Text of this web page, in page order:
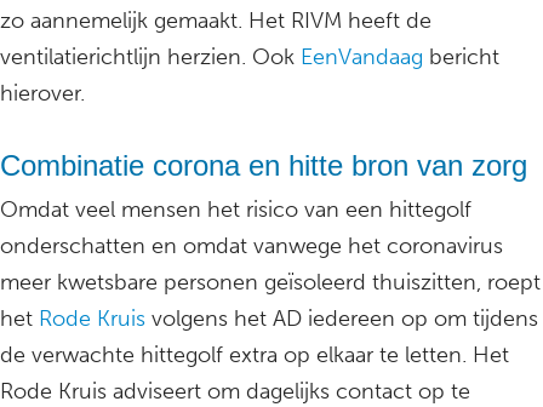
zo aannemelijk gemaakt. Het RIVM heeft de
ventilatierichtlijn herzien. Ook EenVandaag bericht
hierover.
Combinatie corona en hitte bron van zorg
Omdat veel mensen het risico van een hittegolf
onderschatten en omdat vanwege het coronavirus
meer kwetsbare personen geïsoleerd thuiszitten, roept
het Rode Kruis volgens het AD iedereen op om tijdens
de verwachte hittegolf extra op elkaar te letten. Het
Rode Kruis adviseert om dagelijks contact op te